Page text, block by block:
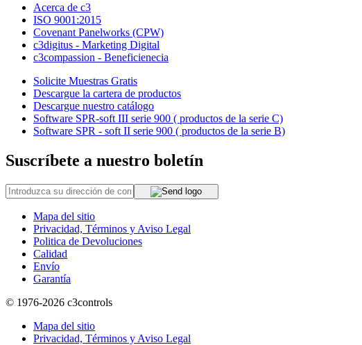
Acerca de c3
ISO 9001:2015
Covenant Panelworks (CPW)
c3digitus - Marketing Digital
c3compassion - Beneficienecia
Solicite Muestras Gratis
Descargue la cartera de productos
Descargue nuestro catálogo
Software SPR-soft III serie 900 ( productos de la serie C)
Software SPR - soft II serie 900 ( productos de la serie B)
Suscríbete a nuestro boletín
Mapa del sitio
Privacidad, Términos y Aviso Legal
Politica de Devoluciones
Calidad
Envío
Garantía
© 1976-2026 c3controls
Mapa del sitio
Privacidad, Términos y Aviso Legal